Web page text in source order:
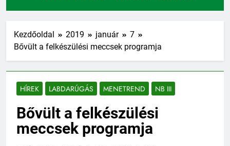
Kezdőoldal 2019 január
7
Bővült a felkészülési meccsek programja
HÍREK LABDARÚGÁS MENETREND NB III
Bővült a felkészülési
meccsek programja